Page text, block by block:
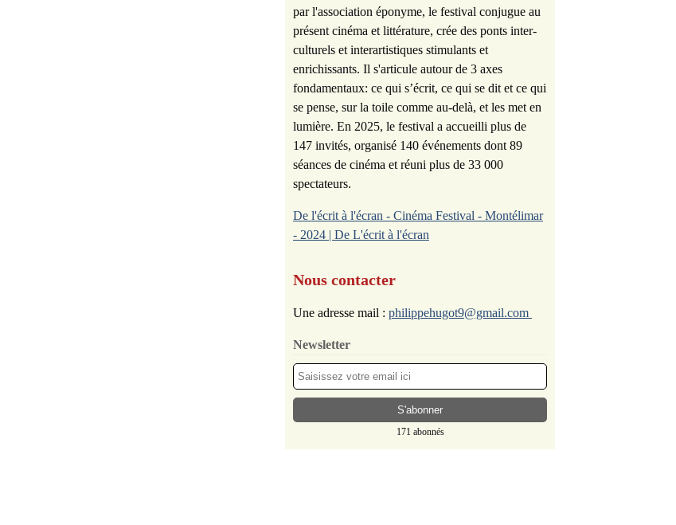
par l'association éponyme, le festival conjugue au
présent cinéma et littérature, crée des ponts inter-
culturels et interartistiques stimulants et
enrichissants. Il s'articule autour de 3 axes
fondamentaux: ce qui s’écrit, ce qui se dit et ce qui
se pense, sur la toile comme au-delà, et les met en
lumière. En 2025, le festival a accueilli plus de
147 invités, organisé 140 événements dont 89
séances de cinéma et réuni plus de 33 000
spectateurs.
De l'écrit à l'écran - Cinéma Festival - Montélimar
- 2024 | De L'écrit à l'écran
Nous contacter
Une adresse mail : philippehugot9@gmail.com
Newsletter
171 abonnés